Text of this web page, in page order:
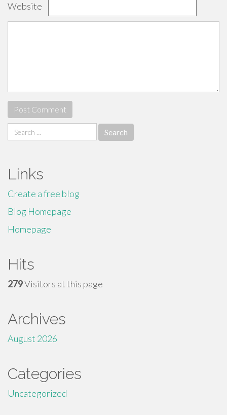
Website
Search
for:
Links
Create a free blog
Blog Homepage
Homepage
Hits
279Visitors at this page
Archives
August 2026
Categories
Uncategorized